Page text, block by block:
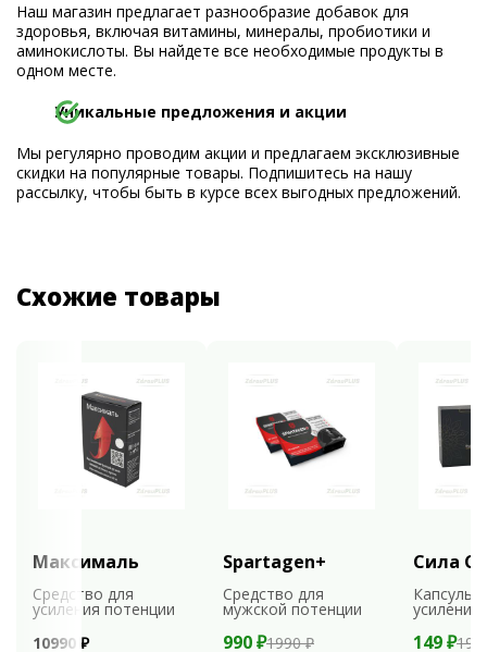
Наш магазин предлагает разнообразие добавок для
здоровья, включая витамины, минералы, пробиотики и
аминокислоты. Вы найдете все необходимые продукты в
одном месте.
Уникальные предложения и акции
Мы регулярно проводим акции и предлагаем эксклюзивные
скидки на популярные товары. Подпишитесь на нашу
рассылку, чтобы быть в курсе всех выгодных предложений.
Схожие товары
Максималь
Средство для
усиления потенции
10990 ₽
Spartagen+
Средство для
мужской потенции
990 ₽1990 ₽
Сила
Капсулы
усиления
149 ₽